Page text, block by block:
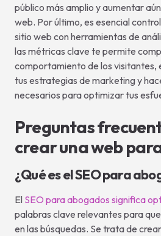
público más amplio y aumentar
web. Por último, es esencial
sitio web con herramientas de
las métricas clave te permite
comportamiento de los visitantes,
tus estrategias de marketing y
necesarios para optimizar tus
Preguntas
crear una web
¿Qué es el SEO para
El SEO para abogados significa
palabras clave relevantes para
en las búsquedas. Se trata de